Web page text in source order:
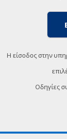
Η είσοδος στην
Οδηγίες